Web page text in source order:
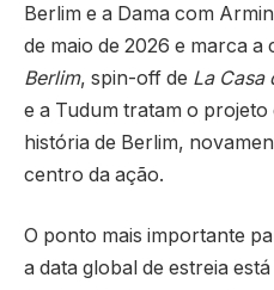
Berlim e a Dama com
de maio de 2026 e marca
Berlim, spin-off de La Casa
e a Tudum tratam o
história de Berlim,
centro da ação.
O ponto mais importante
a data global de estreia